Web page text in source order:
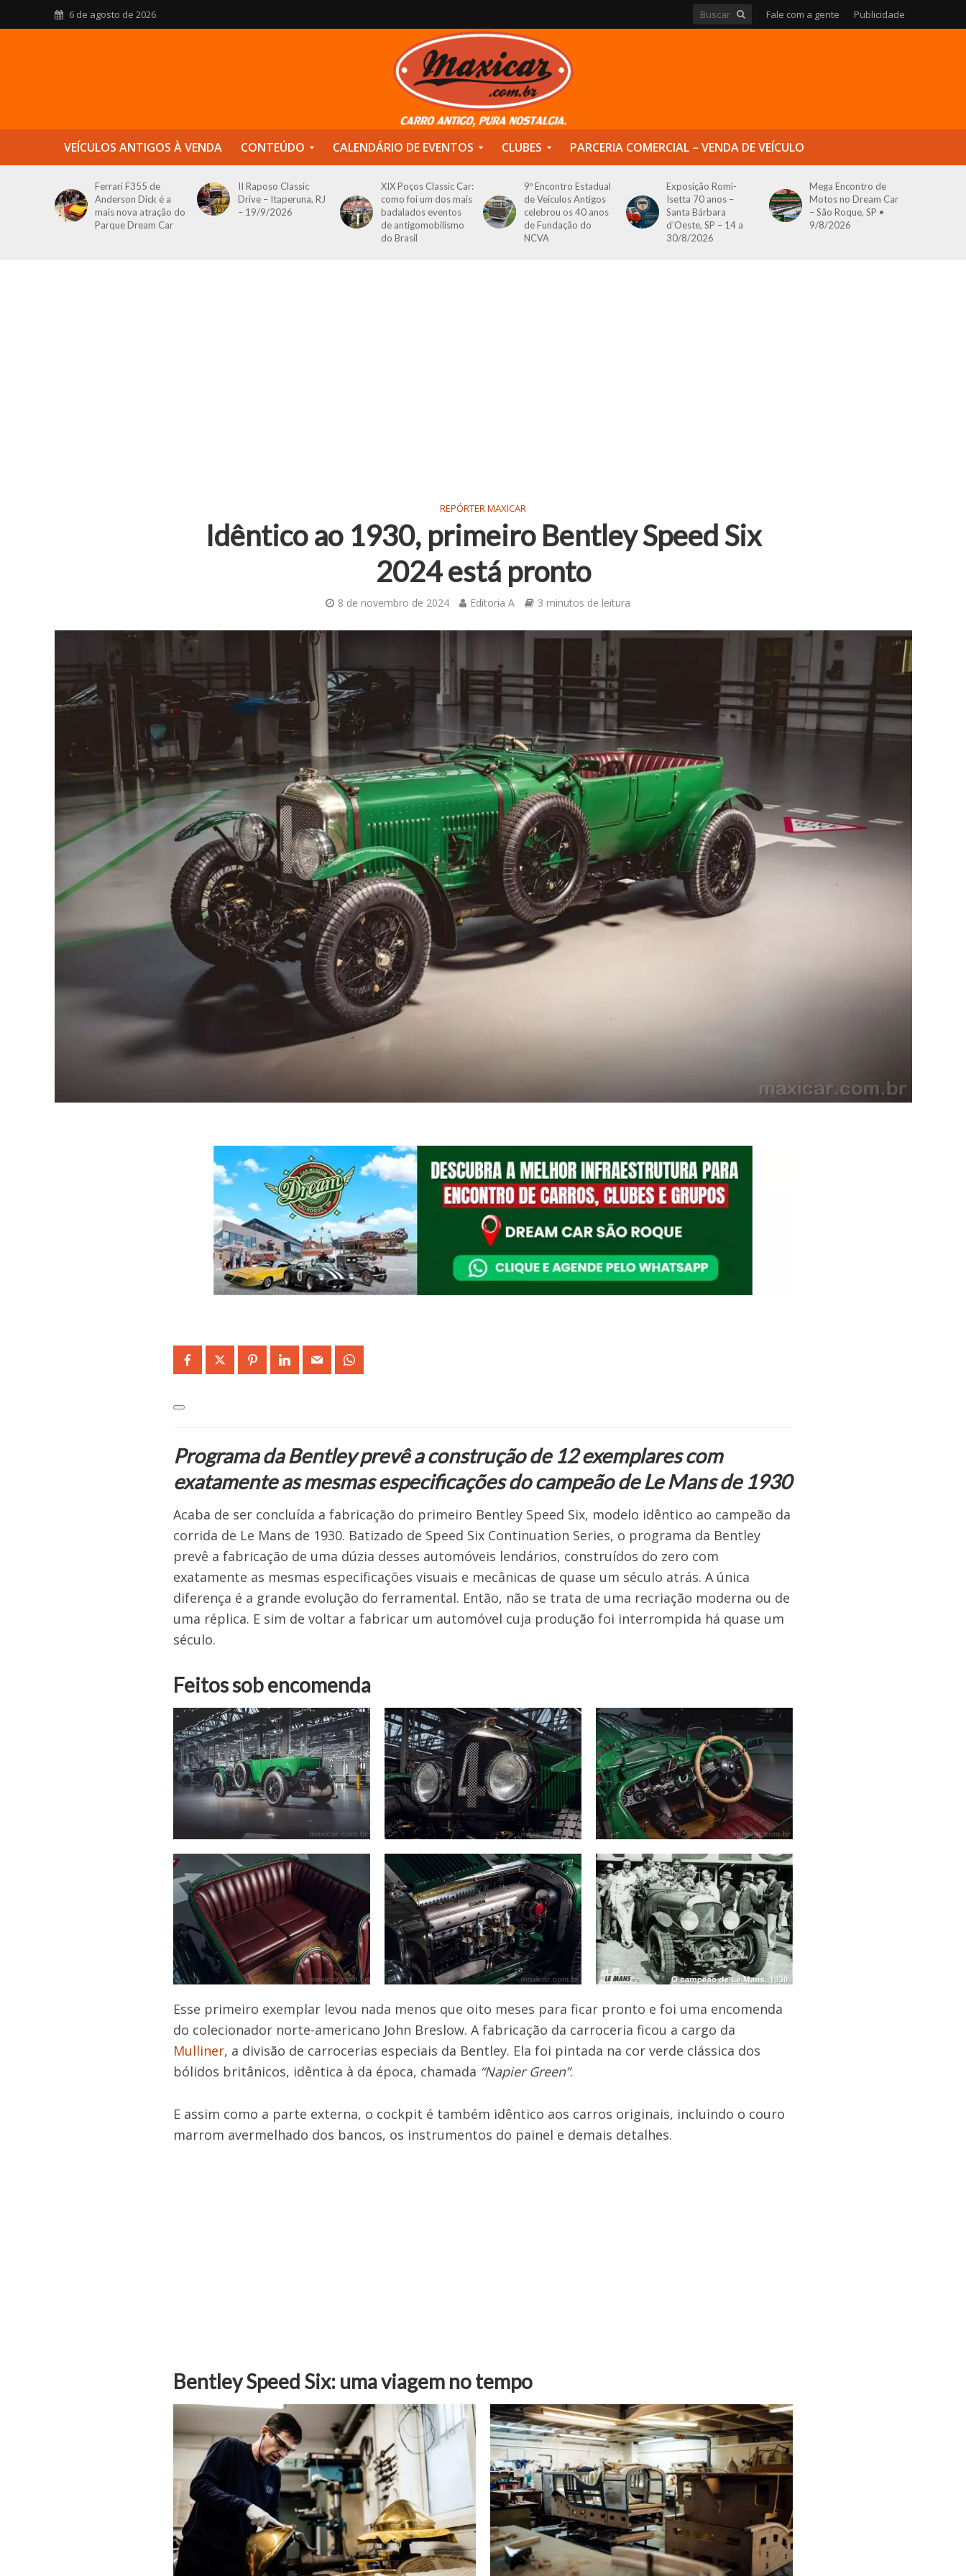
6 de agosto de 2026 Fale com a gente Publicidade
VEÍCULOS ANTIGOS À VENDA CONTEÚDO CALENDÁRIO DE EVENTOS CLUBES PARCERIA COMERCIAL – VENDA DE VEÍCULO
Ferrari F355 de
Anderson Dick é a
mais nova atração do
Parque Dream Car
II Raposo Classic
Drive – Itaperuna, RJ
– 19/9/2026
XIX Poços Classic Car:
como foi um dos mais
badalados eventos
de antigomobilismo
do Brasil
9º Encontro Estadual
de Veículos Antigos
celebrou os 40 anos
de Fundação do
NCVA
Exposição Romi-
Isetta 70 anos –
Santa Bárbara
d’Oeste, SP – 14 a
30/8/2026
Mega Encontro de
Motos no Dream Car
– São Roque, SP •
9/8/2026
REPÓRTER MAXICAR
Idêntico ao 1930, primeiro Bentley Speed Six
2024 está pronto
8 de novembro de 2024 Editoria A 3 minutos de leitura
Programa da Bentley prevê a construção de 12 exemplares com
exatamente as mesmas especificações do campeão de Le Mans de 1930
Acaba de ser concluída a fabricação do primeiro Bentley Speed Six, modelo idêntico ao campeão da
corrida de Le Mans de 1930. Batizado de Speed Six Continuation Series, o programa da Bentley
prevê a fabricação de uma dúzia desses automóveis lendários, construídos do zero com
exatamente as mesmas especificações visuais e mecânicas de quase um século atrás. A única
diferença é a grande evolução do ferramental. Então, não se trata de uma recriação moderna ou de
uma réplica. E sim de voltar a fabricar um automóvel cuja produção foi interrompida há quase um
século.
Feitos sob encomenda
Esse primeiro exemplar levou nada menos que oito meses para ficar pronto e foi uma encomenda
do colecionador norte-americano John Breslow. A fabricação da carroceria ficou a cargo da
Mulliner, a divisão de carrocerias especiais da Bentley. Ela foi pintada na cor verde clássica dos
bólidos britânicos, idêntica à da época, chamada “Napier Green”.
E assim como a parte externa, o cockpit é também idêntico aos carros originais, incluindo o couro
marrom avermelhado dos bancos, os instrumentos do painel e demais detalhes.
Bentley Speed Six: uma viagem no tempo